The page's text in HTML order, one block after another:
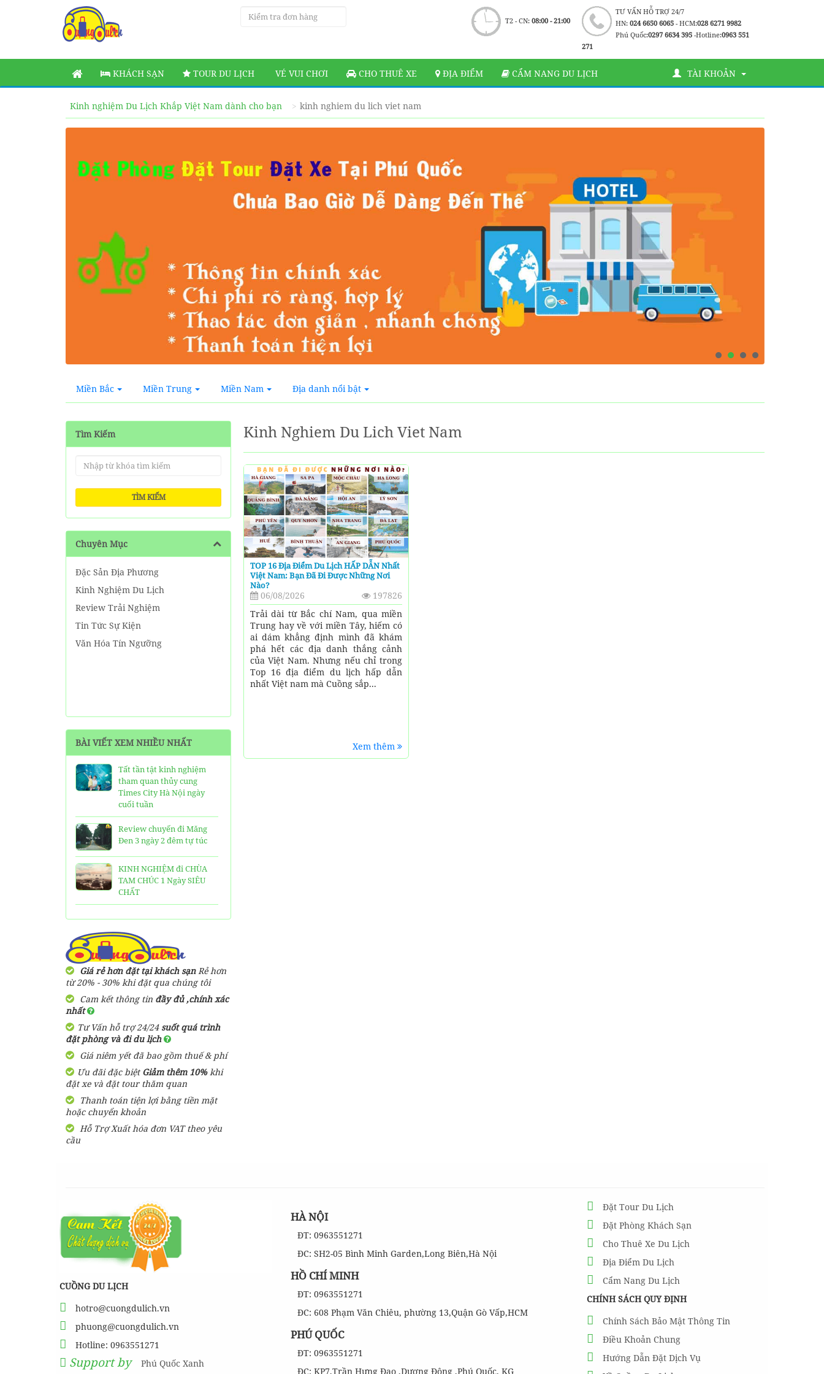
TƯ VẤN HỖ TRỢ 24/7
HN: 024 6650 6065- HCM:028 6271 9982
Phú Quốc:0297 6634 395 -Hotline:0963 551
271
T2 - CN: 08:00 - 21:00
KHÁCH SẠN TOUR DU LỊCH VÉ VUI CHƠI CHO THUÊ XE ĐỊA ĐIỂM CẨM NANG DU LỊCH TÀI KHOẢN
Kinh nghiệm Du Lịch Khắp Việt Nam dành cho bạn kinh nghiem du lich viet nam
Miền Bắc Miền Trung Miền Nam Địa danh nổi bật
Tìm Kiếm
TÌM KIẾM
Chuyên Mục
Đặc Sản Địa Phương
Kinh Nghiệm Du Lịch
Review Trải Nghiệm
Tin Tức Sự Kiện
Văn Hóa Tín Ngưỡng
BÀI VIẾT XEM NHIỀU NHẤT
Tất tần tật kinh nghiệm
tham quan thủy cung
Times City Hà Nội ngày
cuối tuần
Review chuyến đi Măng
Đen 3 ngày 2 đêm tự túc
KINH NGHIỆM đi CHÙA
TAM CHÚC 1 Ngày SIÊU
CHẤT
25 Ngôi Chùa ở Sài Gòn
TOP 16 địa điểm du lịch
HẤP DẪN nhất việt nam:
Bạn đã đi được những nơi
cáp treo Núi Bà Đen Tây
Ninh
HƯỚNG DẪN đi du lịch
TAM ĐẢO chi tiết kèm
thông tin liên hệ
SHARE Cẩm nang du lịch
Măng Đen tự túc từ A-Z
Vịnh Hạ Long trên cạn ở
Tây Nguyên
Giá rẻ hơn đặt tại khách sạnRẻ hơn
từ 20% - 30% khi đặt qua chúng tôi
Cam kết thông tin đầy đủ ,chính xác
nhất
Tư Vấn hỗ trợ 24/24 suốt quá trình
đặt phòng và đi du lịch
Giá niêm yết đã bao gồm thuế & phí
Ưu đãi đặc biệtGiảm thêm 10%khi
đặt xe và đặt tour thăm quan
Thanh toán tiện lợi bằng tiền mặt
hoặc chuyển khoản
Hỗ Trợ Xuất hóa đơn VAT theo yêu
cầu
Kinh Nghiem Du Lich Viet Nam
TOP 16 Địa Điểm Du Lịch HẤP DẪN Nhất
Việt Nam: Bạn Đã Đi Được Những Nơi
Nào?
06/08/2026
197826
Trải dài từ Bắc chí Nam, qua miền
Trung hay về với miền Tây, hiếm có
ai dám khẳng định mình đã khám
phá hết các địa danh thắng cảnh
của Việt Nam. Nhưng nếu chỉ trong
Top 16 địa điểm du lịch hấp dẫn
nhất Việt nam mà Cuồng sắp...
Xem thêm
CUỒNG DU LỊCH
hotro@cuongdulich.vn
phuong@cuongdulich.vn
Hotline: 0963551271
Support by Phú Quốc Xanh
HÀ NỘI
ĐT: 0963551271
ĐC: SH2-05 Bình Minh Garden,Long Biên,Hà Nội
HỒ CHÍ MINH
ĐT: 0963551271
ĐC: 608 Phạm Văn Chiêu, phường 13,Quận Gò Vấp,HCM
PHÚ QUỐC
ĐT: 0963551271
ĐC: KP7,Trần Hưng Đạo ,Dương Đông ,Phú Quốc, KG
Đặt Tour Du Lịch
Đặt Phòng Khách Sạn
Cho Thuê Xe Du Lịch
Địa Điểm Du Lịch
Cẩm Nang Du Lịch
CHÍNH SÁCH QUY ĐỊNH
Chính Sách Bảo Mật Thông Tin
Điều Khoản Chung
Hướng Dẫn Đặt Dịch Vụ